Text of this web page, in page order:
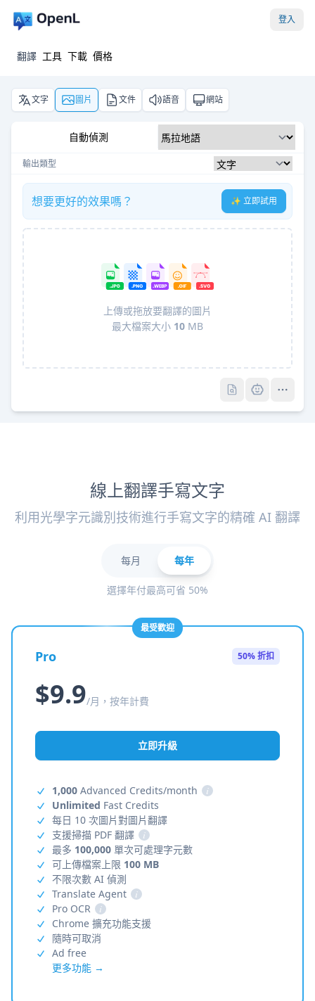
登入
翻譯 工具 下載 價格
文字 圖片 文件 語音 網站
自動偵測
輸出類型
想要更好的效果嗎？ ✨ 立即試用
上傳或拖放要翻譯的圖片
最大檔案大小 10 MB
線上翻譯手寫文字
利用光學字元識別技術進行手寫文字的精確 AI 翻譯
每月 每年
選擇年付最高可省 50%
最受歡迎
Pro 50% 折扣
$9.9/月，按年計費
立即升級
1,000 Advanced Credits/month
i
Unlimited Fast Credits
每日 10 次圖片對圖片翻譯
支援掃描 PDF 翻譯
i
最多 100,000 單次可處理字元數
可上傳檔案上限 100 MB
不限次數 AI 偵測
Translate Agent
i
Pro OCR
i
Chrome 擴充功能支援
隨時可取消
Ad free
更多功能 →